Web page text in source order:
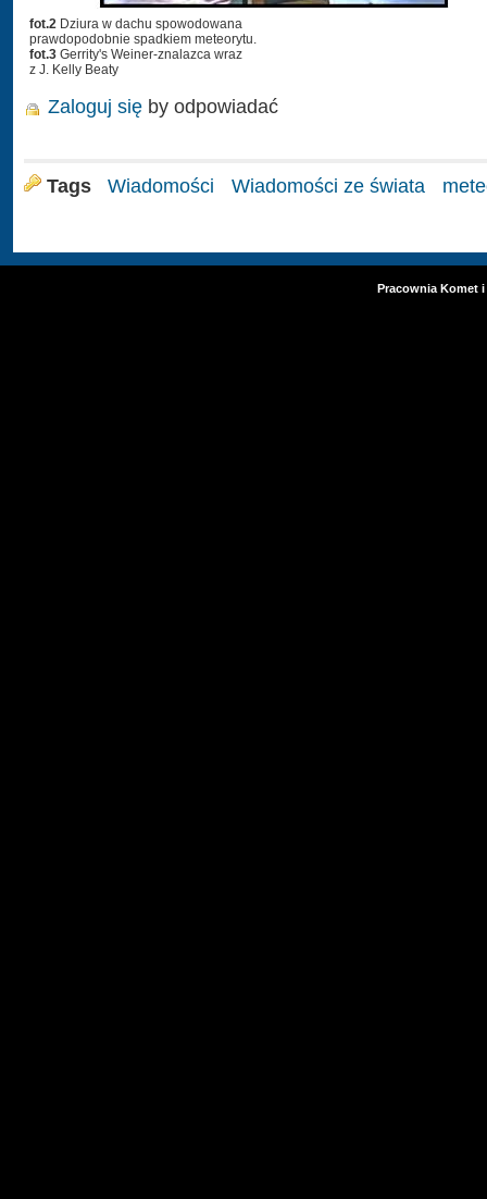
fot.2 Dziura w dachu spowodowana
prawdopodobnie spadkiem meteorytu.
fot.3 Gerrity's Weiner-znalazca wraz
z J. Kelly Beaty
Zaloguj się by odpowiadać
Tags Wiadomości Wiadomości ze świata
Pracownia Komet